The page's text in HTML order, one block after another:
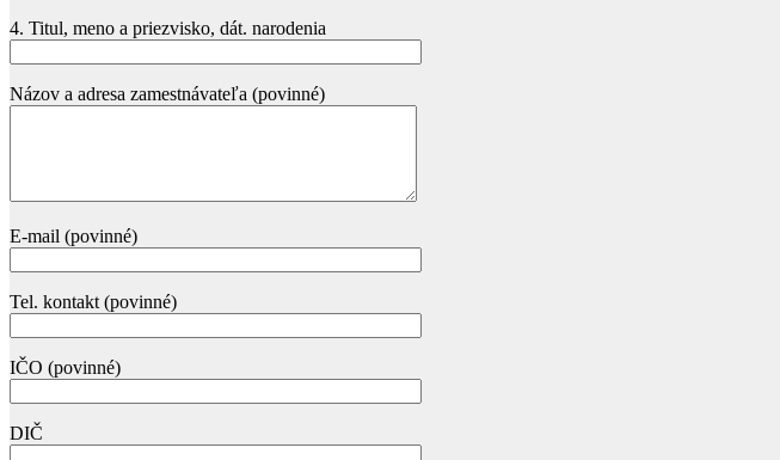
4. Titul, meno a priezvisko, dát. narodenia
Názov a adresa zamestnávateľa (povinné)
E-mail (povinné)
Tel. kontakt (povinné)
IČO (povinné)
DIČ